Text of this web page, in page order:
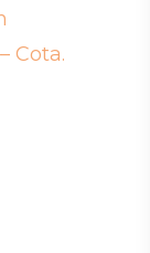
Cota.